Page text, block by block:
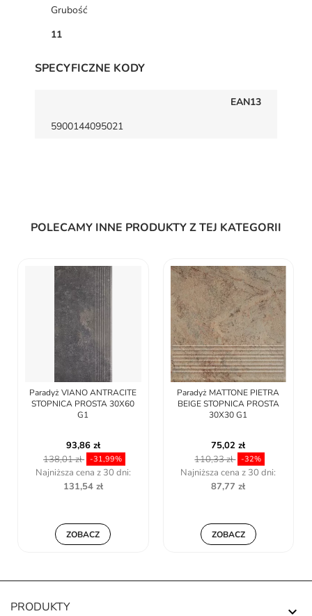
Grubość
11
SPECYFICZNE KODY
EAN13
5900144095021
POLECAMY INNE PRODUKTY Z TEJ KATEGORII
Paradyż MATTONE PIETRA
BEIGE STOPNICA PROSTA
30X30 G1
75,02 zł
110,33 zł -32%
Najniższa cena z 30 dni:
87,77 zł
ZOBACZ
Paradyż SEMIR ROSA
STOPNICA PROSTA 30X30
G1
75,02 zł
110,33 zł -32%
Najniższa cena z 30 dni:
62,38 zł
ZOBACZ
PRODUKTY 